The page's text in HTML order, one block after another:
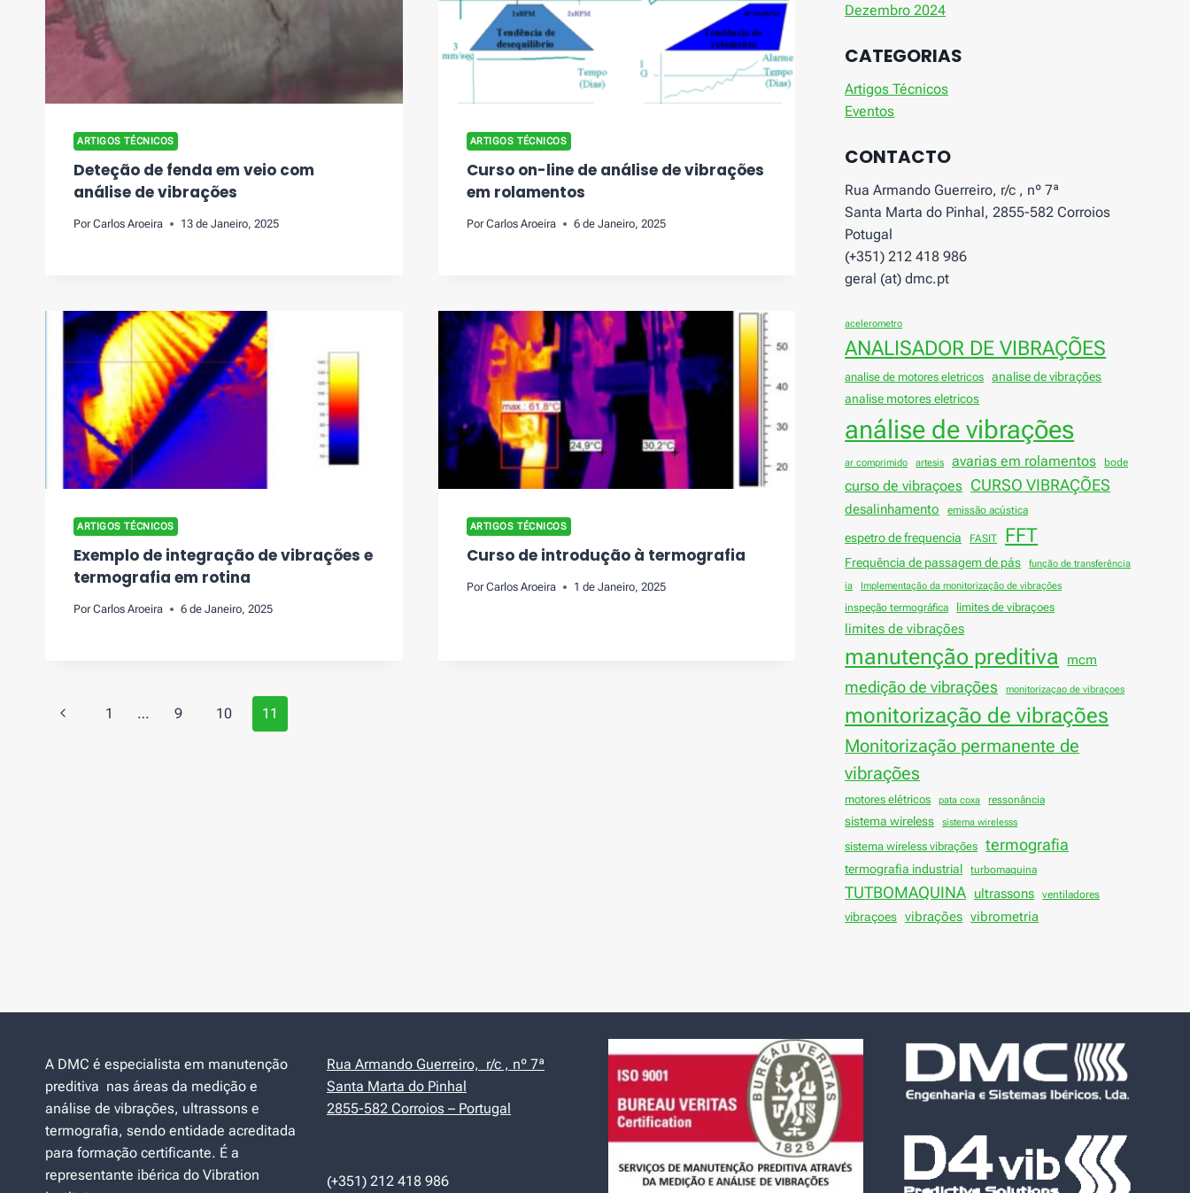
ARTIGOS TÉCNICOS
Deteção de fenda em veio com
análise de vibrações
Por Carlos Aroeira 13 de Janeiro, 2025
ARTIGOS TÉCNICOS
Curso on-line de análise de vibrações
em rolamentos
Por Carlos Aroeira 6 de Janeiro, 2025
ARTIGOS TÉCNICOS
Exemplo de integração de vibrações e
termografia em rotina
Por Carlos Aroeira 6 de Janeiro, 2025
ARTIGOS TÉCNICOS
Curso de introdução à termografia
Por Carlos Aroeira 1 de Janeiro, 2025
Page
Previous1 … 9 10 11
Dezembro 2024
CATEGORIAS
Artigos Técnicos
Eventos
CONTACTO
Rua Armando Guerreiro, r/c , nº 7ª
Santa Marta do Pinhal, 2855-582 Corroios
Potugal
(+351) 212 418 986
geral (at) dmc.pt
acelerometro
ANALISADOR DE VIBRAÇÕES
analise de motores eletricos
analise de vibrações
analise motores eletricos
análise de vibrações
ar comprimido artesis avarias em rolamentos bode
curso de vibraçoes CURSO VIBRAÇÕES
desalinhamento emissão acústica
espetro de frequencia FASIT FFT
Frequência de passagem de pás
função de transferência
ia
Implementação da monitorização de vibrações
inspeção termográfica limites de vibraçoes
limites de vibrações
manutenção preditiva mcm
medição de vibrações monitorizaçao de vibraçoes
monitorização de vibrações
Monitorização permanente de
vibrações
motores elétricos pata coxa ressonância
sistema wireless sistema wirelesss
sistema wireless vibrações termografia
termografia industrial turbomaquina
TUTBOMAQUINA ultrassons ventiladores
vibraçoes vibrações vibrometria
A DMC é especialista em manutenção
preditiva nas áreas da medição e
análise de vibrações, ultrassons e
termografia, sendo entidade acreditada
para formação certificante. É a
representante ibérica do Vibration
Rua Armando Guerreiro, r/c , nº 7ª
Santa Marta do Pinhal
2855-582 Corroios – Portugal
(+351) 212 418 986